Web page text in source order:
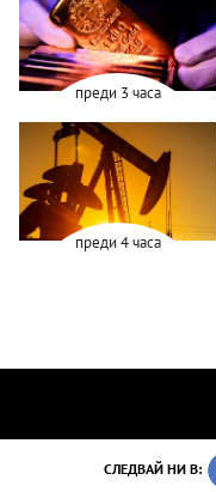
преди 3 часа
преди 4 часа
СЛЕДВАЙ НИ В: